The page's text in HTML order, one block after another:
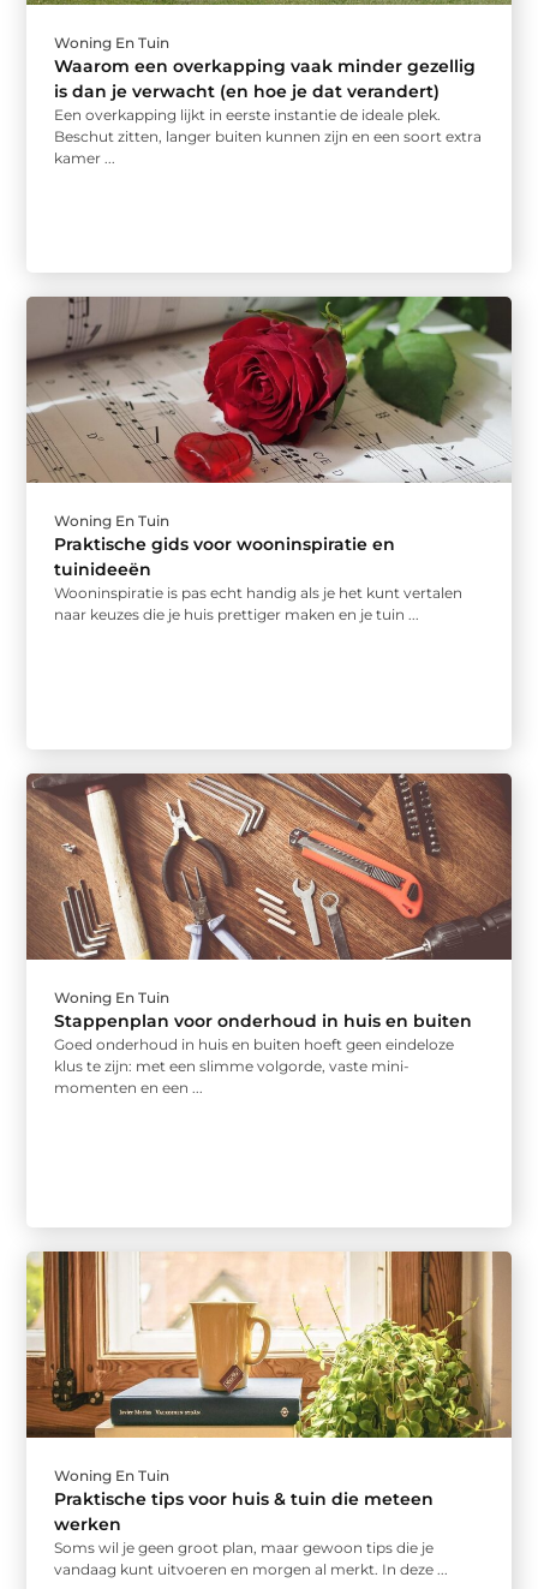
Woning En Tuin
Waarom een overkapping vaak minder gezellig
is dan je verwacht (en hoe je dat verandert)
Een overkapping lijkt in eerste instantie de ideale plek.
Beschut zitten, langer buiten kunnen zijn en een soort extra
kamer ...
Woning En Tuin
Praktische gids voor wooninspiratie en
tuinideeën
Wooninspiratie is pas echt handig als je het kunt vertalen
naar keuzes die je huis prettiger maken en je tuin ...
Woning En Tuin
Stappenplan voor onderhoud in huis en buiten
Goed onderhoud in huis en buiten hoeft geen eindeloze
klus te zijn: met een slimme volgorde, vaste mini-
momenten en een ...
Woning En Tuin
Praktische tips voor huis & tuin die meteen
werken
Soms wil je geen groot plan, maar gewoon tips die je
vandaag kunt uitvoeren en morgen al merkt. In deze ...